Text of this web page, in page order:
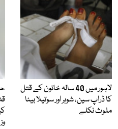
لاہور میں 40 سالہ خاتون کے قتل
کا ڈراپ سین، شوہر اور سوتیلا بیٹا
ملوث نکلے